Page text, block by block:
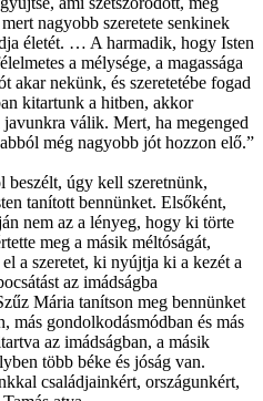
nagyobb szeretete senkinek
életét. … A harmadik, hogy Isten
a mélysége, a magassága
akar nekünk, és szeretetébe fogad
kitartunk a hitben, akkor
válik. Mert, ha megenged
még nagyobb jót hozzon elő.”
beszélt, úgy kell szeretnünk,
tanított bennünket. Elsőként,
nem az a lényeg, hogy ki törte
meg a másik méltóságát,
a szeretet, ki nyújtja ki a kezét a
az imádságba
Mária tanítson meg bennünket
más gondolkodásmódban és más
az imádságban, a másik
több béke és jóság van.
családjainkért, országunkért,